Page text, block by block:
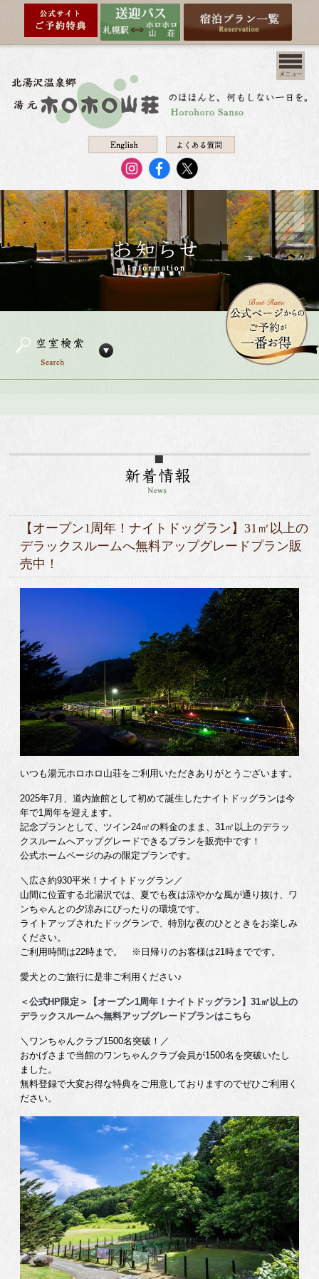
【オープン1周年！ナイトドッグラン】31㎡以上の
デラックスルームへ無料アップグレードプラン販
売中！
いつも湯元ホロホロ山荘をご利用いただきありがとうございます。
2025年7月、道内旅館として初めて誕生したナイトドッグランは今
年で1周年を迎えます。
記念プランとして、ツイン24㎡の料金のまま、31㎡以上のデラッ
クスルームへアップグレードできるプランを販売中です！
公式ホームページのみの限定プランです。
＼広さ約930平米！ナイトドッグラン／
山間に位置する北湯沢では、夏でも夜は涼やかな風が通り抜け、ワ
ンちゃんとの夕涼みにぴったりの環境です。
ライトアップされたドッグランで、特別な夜のひとときをお楽しみ
ください。
ご利用時間は22時まで。 ※日帰りのお客様は21時までです。
愛犬とのご旅行に是非ご利用ください♪
＜公式HP限定＞【オープン1周年！ナイトドッグラン】31㎡以上の
デラックスルームへ無料アップグレードプランはこちら
＼ワンちゃんクラブ1500名突破！／
おかげさまで当館のワンちゃんクラブ会員が1500名を突破いたし
ました。
無料登録で大変お得な特典をご用意しておりますのでぜひご利用く
ださい。